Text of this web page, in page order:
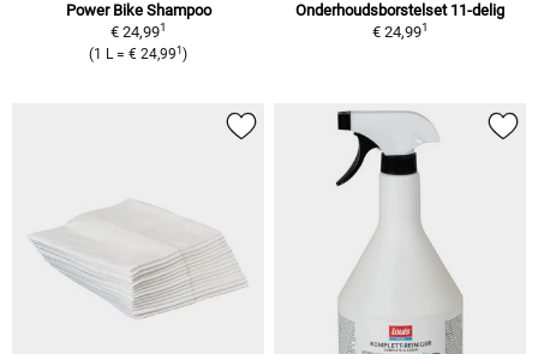
Power Bike Shampoo
€ 24,991
(1 L = € 24,991 )
Onderhoudsborstelset 11-delig
€ 24,991